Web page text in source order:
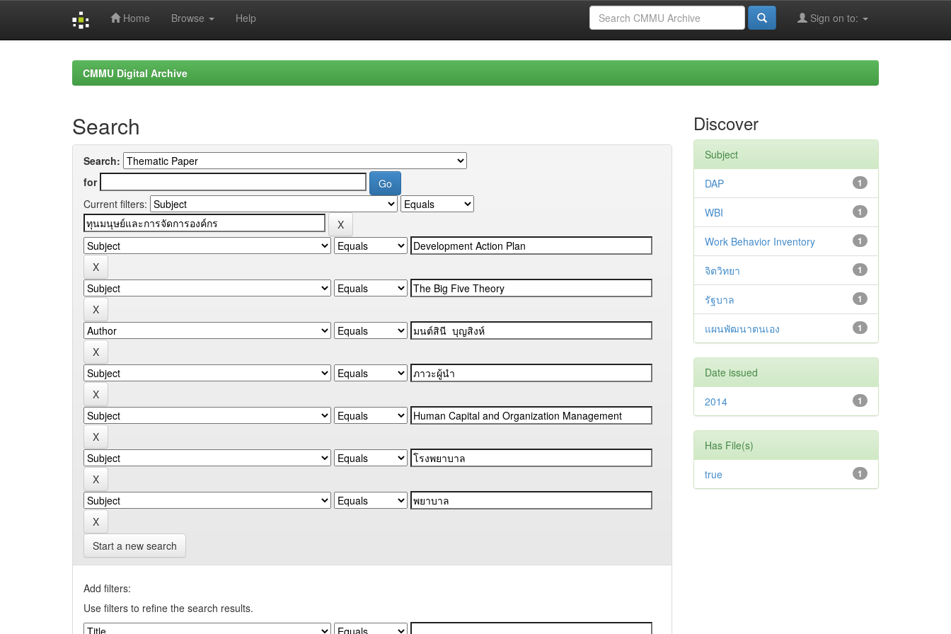
Home Browse Help Sign on to:
CMMU Digital Archive
Search
Search:
for
Current filters:
Start a new search
Add filters:
Use filters to refine the search results.
Discover
Subject
1
DAP
1
WBI
1
Work Behavior Inventory
1
จิตวิทยา
1
รัฐบาล
1
แผนพัฒนาตนเอง
Date issued
1
2014
Has File(s)
1
true